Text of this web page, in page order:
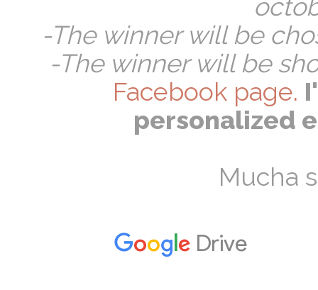
-The winner will be
-The winner will be
Facebook page.
personalized
Mucha